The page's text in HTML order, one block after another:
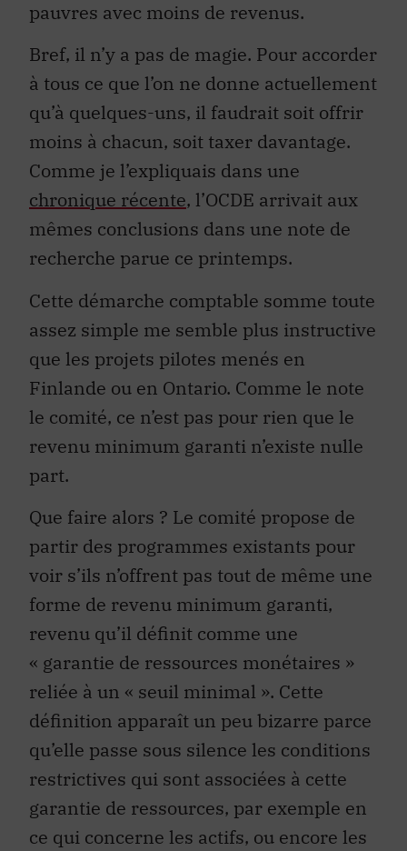
pauvres avec moins de revenus.
Bref, il n’y a pas de magie. Pour accorder
à tous ce que l’on ne donne actuellement
qu’à quelques-uns, il faudrait soit offrir
moins à chacun, soit taxer davantage.
Comme je l’expliquais dans une
chronique récente, l’OCDE arrivait aux
mêmes conclusions dans une note de
recherche parue ce printemps.
Cette démarche comptable somme toute
assez simple me semble plus instructive
que les projets pilotes menés en
Finlande ou en Ontario. Comme le note
le comité, ce n’est pas pour rien que le
revenu minimum garanti n’existe nulle
part.
Que faire alors ? Le comité propose de
partir des programmes existants pour
voir s’ils n’offrent pas tout de même une
forme de revenu minimum garanti,
revenu qu’il définit comme une
« garantie de ressources monétaires »
reliée à un « seuil minimal ». Cette
définition apparaît un peu bizarre parce
qu’elle passe sous silence les conditions
restrictives qui sont associées à cette
garantie de ressources, par exemple en
ce qui concerne les actifs, ou encore les